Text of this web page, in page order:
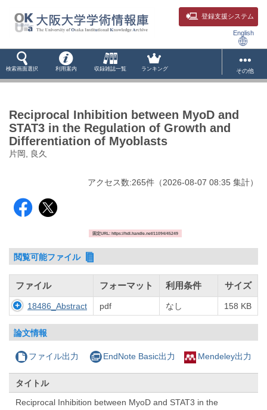
登録支援システム
English
検索画面選択 利用案内 収録雑誌一覧 ランキング その他
Reciprocal Inhibition between MyoD and
STAT3 in the Regulation of Growth and
Differentiation of Myoblasts
片岡, 良久
アクセス数:265件 （2026-08-07 08:35 集計）
固定URL: https://hdl.handle.net/11094/45249
閲覧可能ファイル
ファイル フォーマット 利用条件 サイズ
18486_Abstract pdf なし 158 KB
論文情報
ファイル出力 EndNote Basic出力 Mendeley出力
タイトル
Reciprocal Inhibition between MyoD and STAT3 in the